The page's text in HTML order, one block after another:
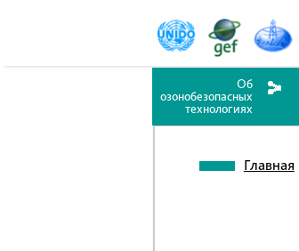
Об
озонобезопасных
технологиях
Главная